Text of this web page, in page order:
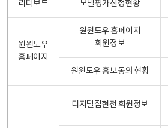
리더보드
모델평가신청현황
원윈도우
홈페이지
원윈도우 홈페이지
회원정보
원윈도우 홍보동의 현황
디지털집현전 회원정보